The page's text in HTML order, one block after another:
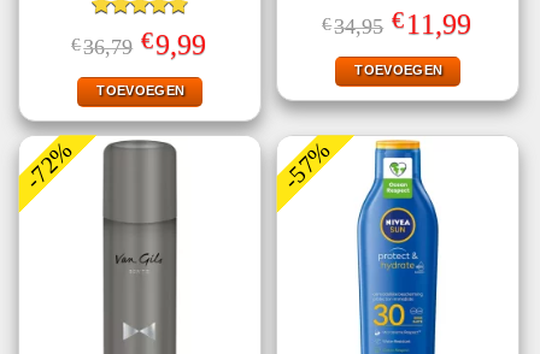
Gewaardeerd
4.78uit 5
€36,79 Oorspronkelijke
prijs
was:
€36,79.
€9,99Huidige
prijs
TOEVOEGEN
Gewaardeerd
4.50uit 5
€34,95 Oorspronkelijke
prijs
was:
€34,95.
€11,99Huidige
prijs
TOEVOEGEN
-72% -57%